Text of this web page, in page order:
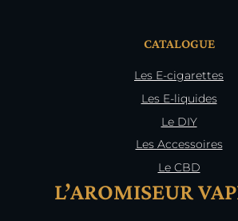
CATALOGUE
Les E-cigarettes
Les E-liquides
Le DIY
Les Accessoires
Le CBD
L’AROMISEUR